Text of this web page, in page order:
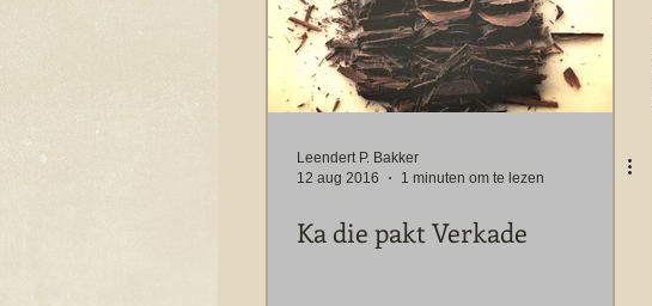
Leendert P. Bakker
12 aug 2016
1 minuten om te lezen
Ka die pakt Verkade